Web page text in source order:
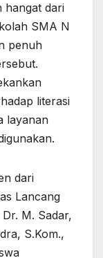
hangat dari
SMA N
penuh
literasi
layanan
dari
Lancang
M. Sadar,
S.Kom.,